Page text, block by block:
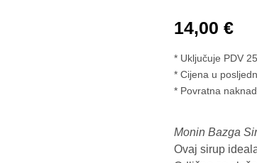
14,00 €
* Uključuje PDV
Cijena u
* Povratna
Monin Bazga
Ovaj sirup